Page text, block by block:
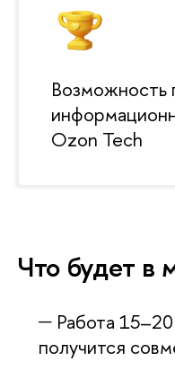
озможность
Ozon Tech
Что будет в
Работа
получится